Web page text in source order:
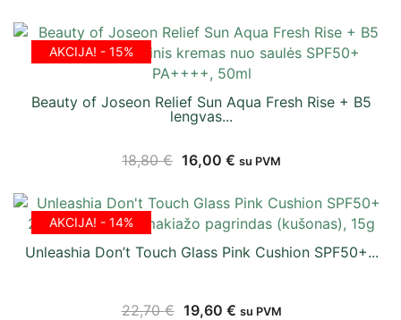
AKCIJA! - 15%
Beauty of Joseon Relief Sun Aqua Fresh Rise + B5
lengvas...
18,80€ 16,00 € su PVM
AKCIJA! - 14%
Unleashia Don’t Touch Glass Pink Cushion SPF50+...
22,70€ 19,60 € su PVM